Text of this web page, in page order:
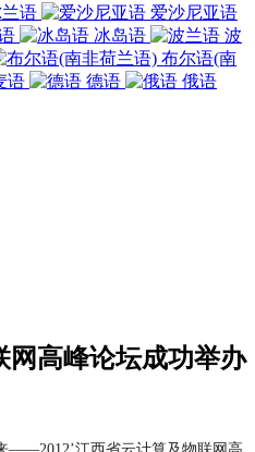
语
爱沙尼亚语
冰岛语
波
布尔语(南
语 德语
俄语
网高峰论坛成功举办